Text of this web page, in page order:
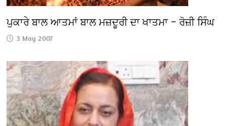
ਪੁਕਾਰੇ ਬਾਲ ਆਤਮਾਂ ਬਾਲ ਮਜ਼ਦੂਰੀ ਦਾ ਖਾਤਮਾ – ਰੋਜ਼ੀ ਸਿੰਘ
3 May 2007